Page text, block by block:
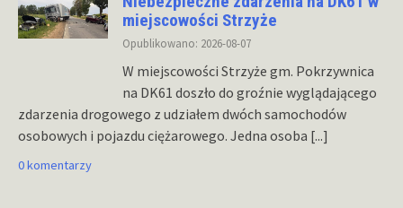
miejscowości Strzyże
Opublikowano: 2026-08-07
W miejscowości Strzyże gm. Pokrzywnica
na DK61 doszło do groźnie wyglądającego
zdarzenia drogowego z udziałem dwóch samochodów
osobowych i pojazdu ciężarowego. Jedna osoba [...]
0 komentarzy